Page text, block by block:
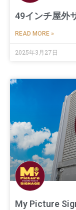
49インチ屋外
READ MORE »
2025年3月27日
My Picture